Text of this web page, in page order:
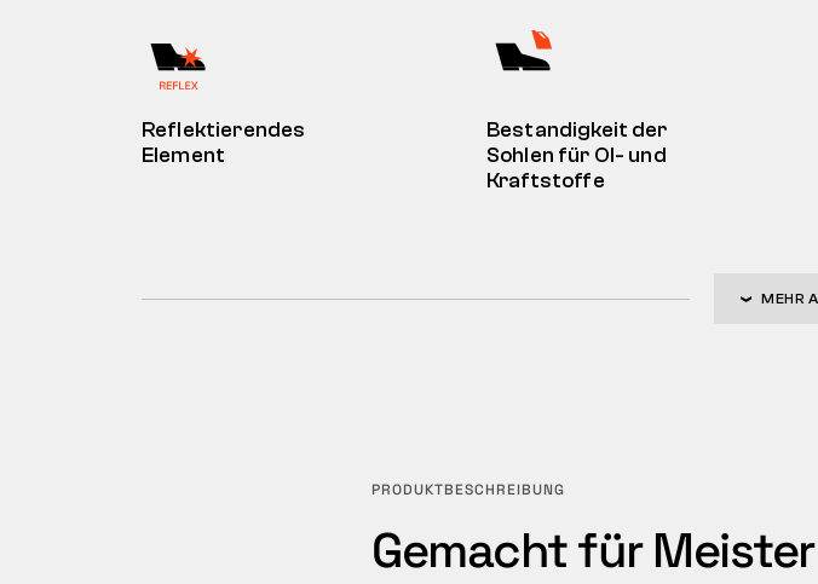
Reflektierendes
Element
Bestandigkeit der
Sohlen für Ol- und
Kraftstoffe
MEHR
PRODUKTBESCHREIBUNG
Gemacht für